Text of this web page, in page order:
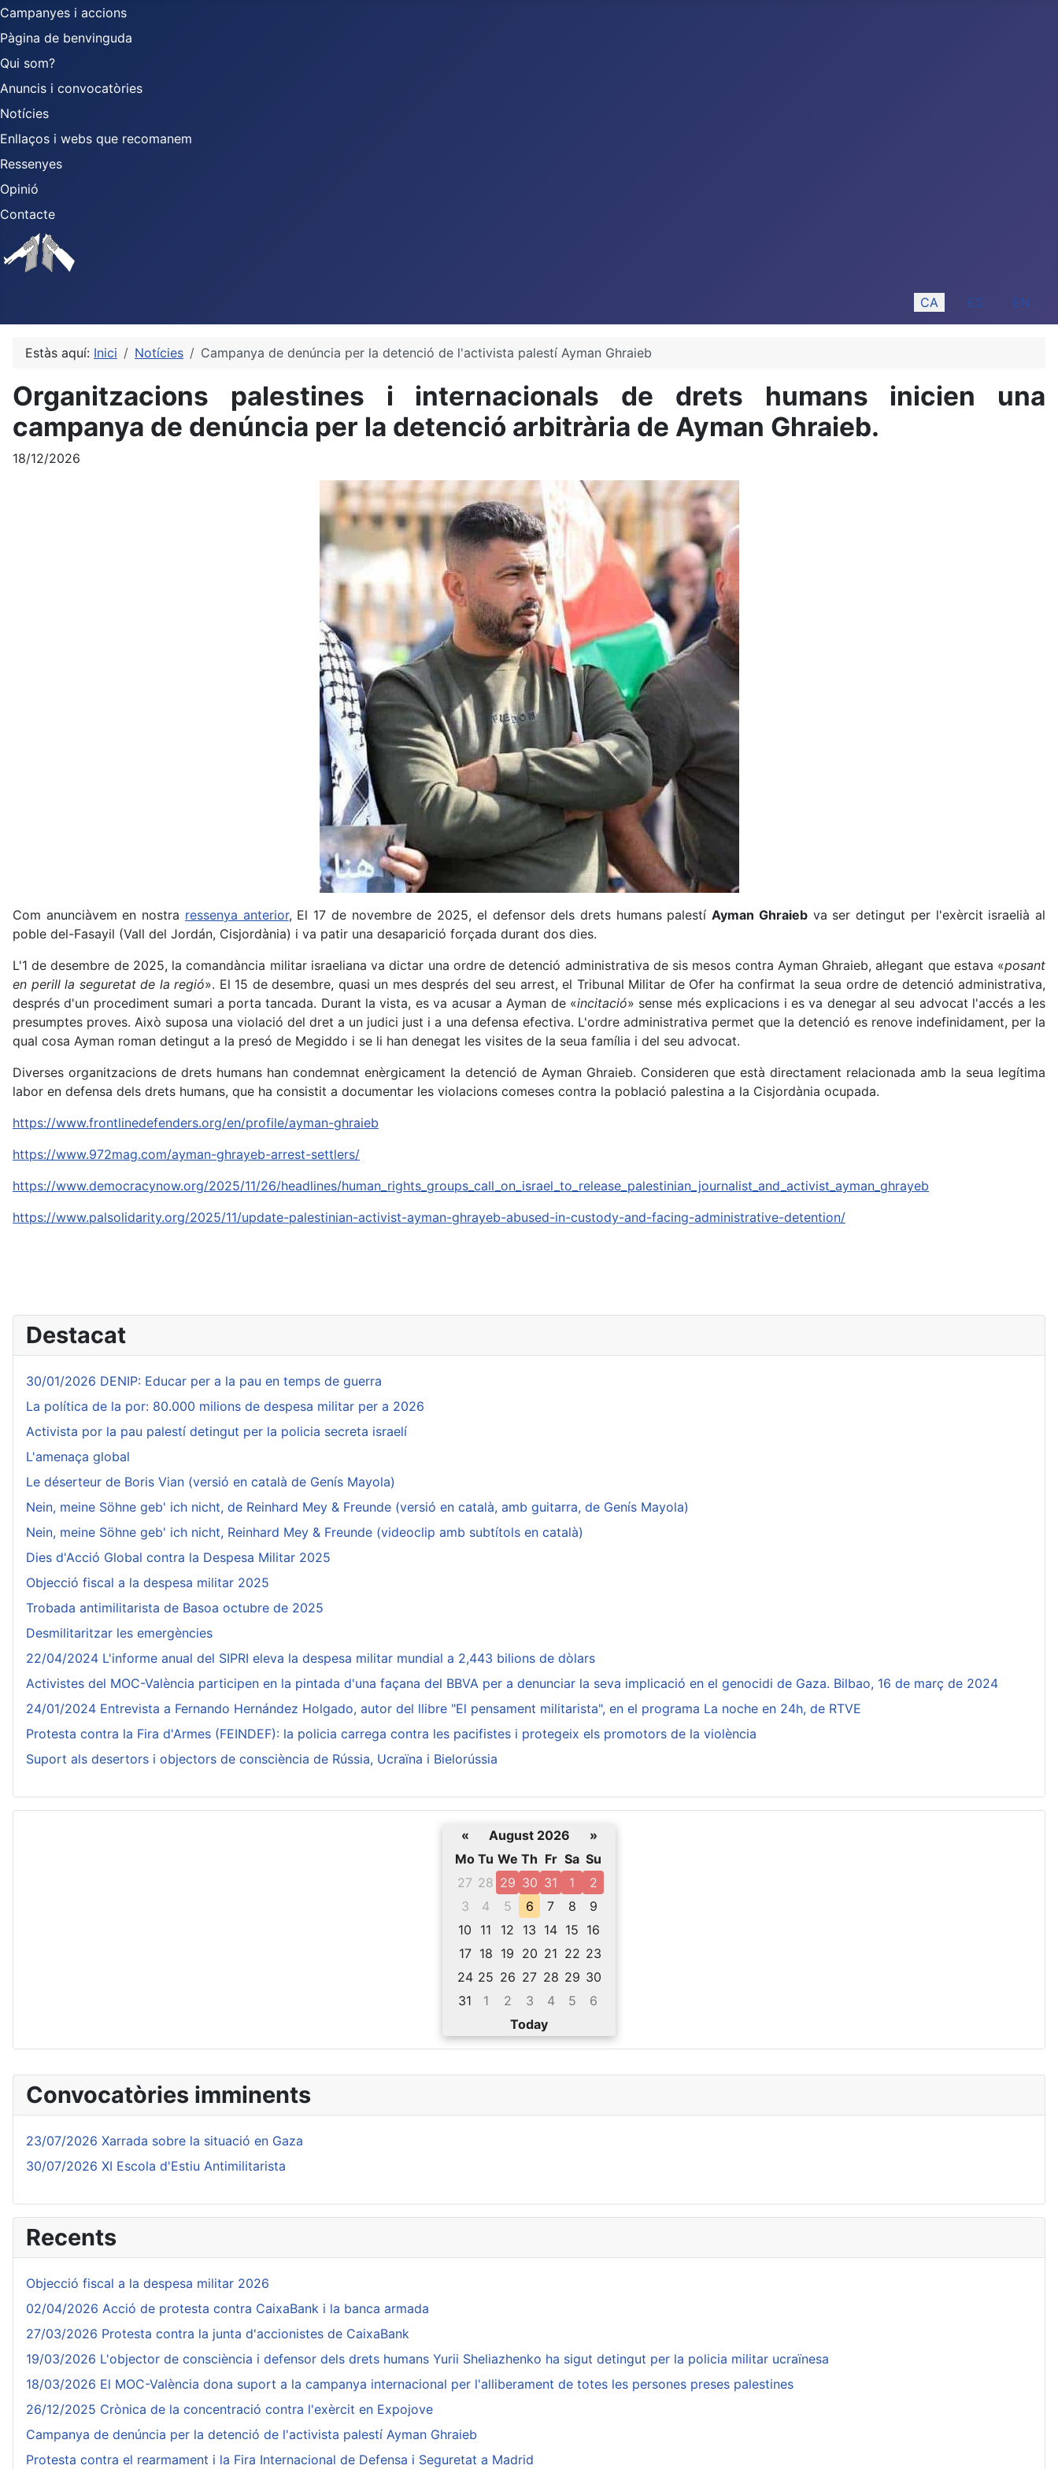
Campanyes i accions
Pàgina de benvinguda
Qui som?
Anuncis i convocatòries
Notícies
Enllaços i webs que recomanem
Ressenyes
Opinió
Contacte
Seleccioni el seu idioma
CA ES EN
Convocatòries imminents
23/07/2026 Xarrada sobre la situació en Gaza
30/07/2026 XI Escola d'Estiu Antimilitarista
Recents
Objecció fiscal a la despesa militar 2026
02/04/2026 Acció de protesta contra CaixaBank i la banca armada
27/03/2026 Protesta contra la junta d'accionistes de CaixaBank
19/03/2026 L'objector de consciència i defensor dels drets humans Yurii Sheliazhenko ha sigut detingut per la policia militar ucraïnesa
18/03/2026 El MOC-València dona suport a la campanya internacional per l'alliberament de totes les persones preses palestines
26/12/2025 Crònica de la concentració contra l'exèrcit en Expojove
Campanya de denúncia per la detenció de l'activista palestí Ayman Ghraieb
Protesta contra el rearmament i la Fira Internacional de Defensa i Seguretat a Madrid
Estàs aquí: Inici Notícies Campanya de denúncia per la detenció de l'activista palestí Ayman Ghraieb
Organitzacions palestines i internacionals de drets humans inicien una
campanya de denúncia per la detenció arbitrària de Ayman Ghraieb.
18/12/2026
Com anunciàvem en nostra ressenya anterior, El 17 de novembre de 2025, el defensor dels drets humans palestíAyman Ghraiebva ser detingut per l'exèrcit israelià al
poble del-Fasayil (Vall del Jordán, Cisjordània) i va patir una desaparició forçada durant dos dies.
L'1 de desembre de 2025, la comandància militar israeliana va dictar una ordre de detenció administrativa de sis mesos contra Ayman Ghraieb, al·legant que estava «posant
en perill la seguretat de la regió». El 15 de desembre, quasi un mes després del seu arrest, el Tribunal Militar de Ofer ha confirmat la seua ordre de detenció administrativa,
després d'un procediment sumari a porta tancada. Durant la vista, es va acusar a Ayman de «incitació» sense més explicacions i es va denegar al seu advocat l'accés a les
presumptes proves. Això suposa una violació del dret a un judici just i a una defensa efectiva. L'ordre administrativa permet que la detenció es renove indefinidament, per la
qual cosa Ayman roman detingut a la presó de Megiddo i se li han denegat les visites de la seua família i del seu advocat.
Diverses organitzacions de drets humans han condemnat enèrgicament la detenció de Ayman Ghraieb. Consideren que està directament relacionada amb la seua legítima
labor en defensa dels drets humans, que ha consistit a documentar les violacions comeses contra la població palestina a la Cisjordània ocupada.
https://www.frontlinedefenders.org/en/profile/ayman-ghraieb
https://www.972mag.com/ayman-ghrayeb-arrest-settlers/
https://www.democracynow.org/2025/11/26/headlines/human_rights_groups_call_on_israel_to_release_palestinian_journalist_and_activist_ayman_ghrayeb
https://www.palsolidarity.org/2025/11/update-palestinian-activist-ayman-ghrayeb-abused-in-custody-and-facing-administrative-detention/
Destacat
30/01/2026 DENIP: Educar per a la pau en temps de guerra
La política de la por: 80.000 milions de despesa militar per a 2026
Activista por la pau palestí detingut per la policia secreta israelí
L'amenaça global
Le déserteur de Boris Vian (versió en català de Genís Mayola)
Nein, meine Söhne geb' ich nicht, de Reinhard Mey & Freunde (versió en català, amb guitarra, de Genís Mayola)
Nein, meine Söhne geb' ich nicht, Reinhard Mey & Freunde (videoclip amb subtítols en català)
Dies d'Acció Global contra la Despesa Militar 2025
Objecció fiscal a la despesa militar 2025
Trobada antimilitarista de Basoa octubre de 2025
Desmilitaritzar les emergències
22/04/2024 L'informe anual del SIPRI eleva la despesa militar mundial a 2,443 bilions de dòlars
Activistes del MOC-València participen en la pintada d'una façana del BBVA per a denunciar la seva implicació en el genocidi de Gaza. Bilbao, 16 de març de 2024
24/01/2024 Entrevista a Fernando Hernández Holgado, autor del llibre "El pensament militarista", en el programa La noche en 24h, de RTVE
Protesta contra la Fira d'Armes (FEINDEF): la policia carrega contra les pacifistes i protegeix els promotors de la violència
Suport als desertors i objectors de consciència de Rússia, Ucraïna i Bielorússia
« August 2026
»
Mo Tu We Th Fr Sa Su
27 28 29 30 31 1
2
3
4 5 6 7 8
9
10
11 12 13 14 15 16
17 18 19 20 21 22 23
24 25 26 27 28 29 30
31
1 2 3 4 5
6
Today